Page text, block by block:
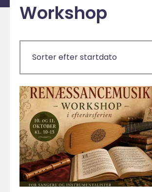
Workshop
Sorter efter startdato